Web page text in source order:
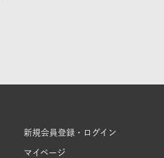
新規会員登録・ログイン
マイページ